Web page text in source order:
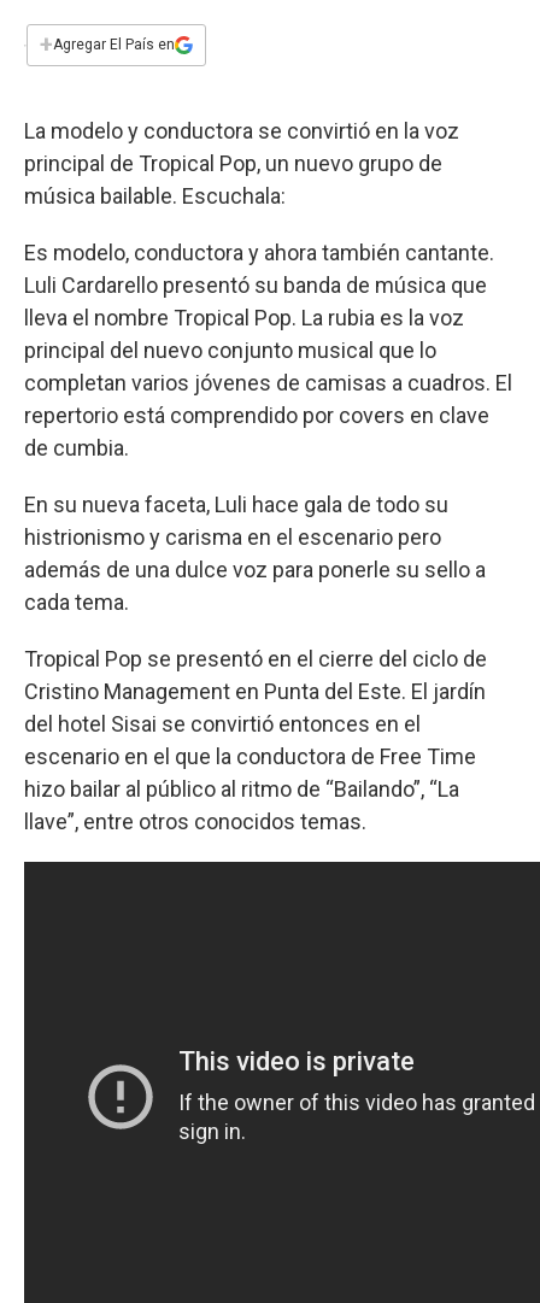
e
b
k
s
p
t
n
i
l
+Agregar El País en
La modelo y conductora se convirtió en la voz
principal de Tropical Pop, un nuevo grupo de
música bailable. Escuchala:
Es modelo, conductora y ahora también cantante.
Luli Cardarello presentó su banda de música que
lleva el nombre Tropical Pop. La rubia es la voz
principal del nuevo conjunto musical que lo
completan varios jóvenes de camisas a cuadros. El
repertorio está comprendido por covers en clave
de cumbia.
En su nueva faceta, Luli hace gala de todo su
histrionismo y carisma en el escenario pero
además de una dulce voz para ponerle su sello a
cada tema.
Tropical Pop se presentó en el cierre del ciclo de
Cristino Management en Punta del Este. El jardín
del hotel Sisai se convirtió entonces en el
escenario en el que la conductora de Free Time
hizo bailar al público al ritmo de “Bailando”, “La
llave”, entre otros conocidos temas.